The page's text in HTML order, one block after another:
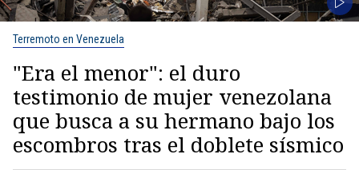
Terremoto en Venezuela
"Era el menor": el duro
testimonio de mujer venezolana
que busca a su hermano bajo los
escombros tras el doblete sísmico